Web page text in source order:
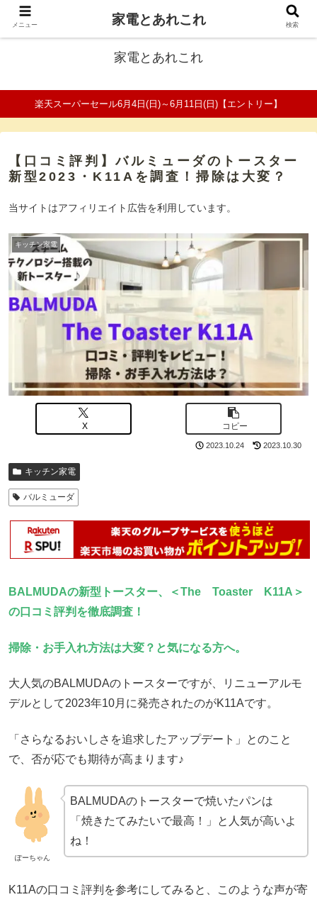
ファミリーの家電口コミ＆比較サイト
家電とあれこれ
楽天スーパーセール6月4日(日)～6月11日(日)【エントリー】
【口コミ評判】バルミューダのトースター
新型2023・K11Aを調査！掃除は大変？
当サイトはアフィリエイト広告を利用しています。
キッチン家電
X コピー
2023.10.24 2023.10.30
キッチン家電
バルミューダ
BALMUDAの新型トースター、＜The Toaster K11A＞
の口コミ評判を徹底調査！
掃除・お手入れ方法は大変？と気になる方へ。
大人気のBALMUDAのトースターですが、リニューアルモ
デルとして2023年10月に発売されたのがK11Aです。
「さらなるおいしさを追求したアップデート」とのこと
で、否が応でも期待が高まります♪
ぽーちゃん
BALMUDAのトースターで焼いたパンは
「焼きたてみたいで最高！」と人気が高いよ
ね！
K11Aの口コミ評判を参考にしてみると、このような声が寄
メニュー 家電とあれこれ 検索